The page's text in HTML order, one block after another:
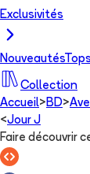
Exclusivités
NouveautésTops
Collection
Accueil> BD>
<Jour J
Faire découvrir